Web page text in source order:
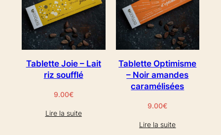
Tablette Joie – Lait
riz soufflé
9.00€
Lire la suite
Tablette Optimisme
– Noir amandes
caramélisées
9.00€
Lire la suite